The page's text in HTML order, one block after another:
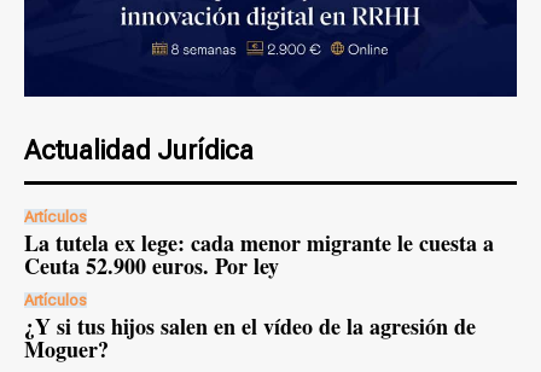
Actualidad Jurídica
Artículos
La tutela ex lege: cada menor migrante le cuesta a
Ceuta 52.900 euros. Por ley
Artículos
¿Y si tus hijos salen en el vídeo de la agresión de
Moguer?